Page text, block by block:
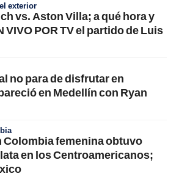
exterior
vs. Aston Villa; a qué hora y
VIVO POR TV el partido de Luis
no para de disfrutar en
en Medellín con Ryan
Colombia femenina obtuvo
en los Centroamericanos;